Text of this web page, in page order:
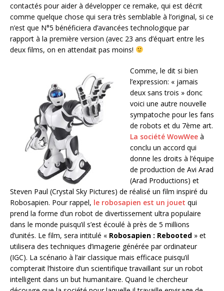
contactés pour aider à développer ce remake, qui est décrit
comme quelque chose qui sera très semblable à l’original, si ce
n’est que N°5 bénéficiera d’avancées technologique par
rapport à la première version (avec 23 ans d’équart entre les
deux films, on en attendait pas moins!
Comme, le dit si bien
l’expression: « jamais
deux sans trois » donc
voici une autre nouvelle
sympatoche pour les fans
de robots et du 7ème art.
La société WowWee à
conclu un accord qui
donne les droits à l’équipe
de production de Avi Arad
(Arad Productions) et
Steven Paul (Crystal Sky Pictures) de réalisé un film inspiré du
Robosapien. Pour rappel, le robosapien est un jouet qui
prend la forme d’un robot de divertissement ultra populaire
dans le monde puisqu’il s’est écoulé à près de 5 millions
d’unités. Le film, sera intitulé « Robosapien : Rebooted » et
utilisera des techniques d’imagerie générée par ordinateur
(IGC). La scénario à l’air classique mais efficace puisqu’il
compterait l’histoire d’un scientifique travaillant sur un robot
intelligent dans un but humanitaire. Quand le chercheur